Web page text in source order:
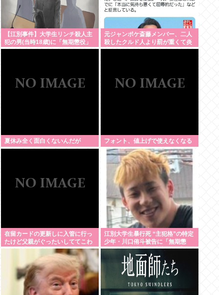
【江別事件】大学生リンチ殺人主
犯の男(当時18歳)に「無期懲役」
の判決
元ジャンポケ斎藤メンバー、二人
殺したクルド人より罰が重くて炎
上www
夏休み全く面白くないんだが フォント、値上げで使えなくなる
在留カードの更新しに入管に行っ
たけど父親がぐったいしててこわ
い要介護3
江別大学生暴行死 “主犯格”の特定
少年・川口侑斗被告に「無期懲
役」の判決 当時17歳少年に「懲役
30年」の判決